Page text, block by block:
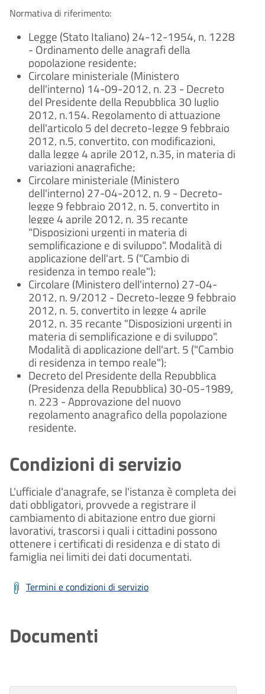
Normativa di riferimento:
Legge (Stato Italiano) 24-12-1954, n. 1228
- Ordinamento delle anagrafi della
popolazione residente;
Circolare ministeriale (Ministero
dell'interno) 14-09-2012, n. 23 - Decreto
del Presidente della Repubblica 30 luglio
2012, n.154. Regolamento di attuazione
dell'articolo 5 del decreto-Iegge 9 febbraio
2012, n.5, convertito, con modificazioni,
dalla legge 4 aprile 2012, n.35, in materia di
variazioni anagrafiche;
Circolare ministeriale (Ministero
dell'interno) 27-04-2012, n. 9 - Decreto-
legge 9 febbraio 2012, n. 5, convertito in
legge 4 aprile 2012, n. 35 recante
"Disposizioni urgenti in materia di
semplificazione e di sviluppo". Modalità di
applicazione dell'art. 5 ("Cambio di
residenza in tempo reale");
Circolare (Ministero dell'interno) 27-04-
2012, n. 9/2012 - Decreto-legge 9 febbraio
2012, n. 5, convertito in legge 4 aprile
2012, n. 35 recante "Disposizioni urgenti in
materia di semplificazione e di sviluppo".
Modalità di applicazione dell'art. 5 ("Cambio
di residenza in tempo reale");
Decreto del Presidente della Repubblica
(Presidenza della Repubblica) 30-05-1989,
n. 223 - Approvazione del nuovo
regolamento anagrafico della popolazione
residente.
Condizioni di servizio
L'ufficiale d'anagrafe, se l'istanza è completa dei
dati obbligatori, provvede a registrare il
cambiamento di abitazione entro due giorni
lavorativi, trascorsi i quali i cittadini possono
ottenere i certificati di residenza e di stato di
famiglia nei limiti dei dati documentati.
Termini e condizioni di servizio
Documenti